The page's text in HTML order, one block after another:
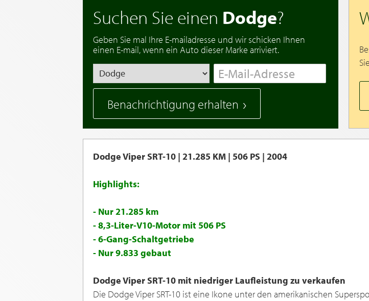
Suchen Sie einen Dodge?
Geben Sie mal Ihre E-mailadresse und wir schicken Ihnen
einen E-mail, wenn ein Auto dieser Marke arriviert.
Benachrichtigung erhalten
Dodge Viper SRT-10 | 21.285 KM | 506 PS | 2004
Highlights:
- Nur 21.285 km
- 8,3-Liter-V10-Motor mit 506 PS
- 6-Gang-Schaltgetriebe
- Nur 9.833 gebaut
Dodge Viper SRT-10 mit niedriger Laufleistung zu verkaufen
Die Dodge Viper SRT-10 ist eine Ikone unter den amerikanischen